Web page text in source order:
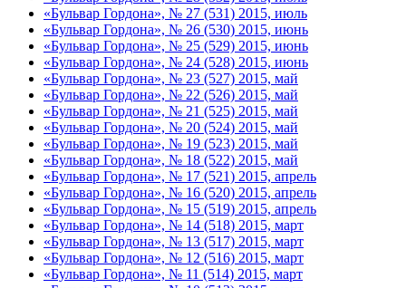
«Бульвар Гордона», № 27 (531) 2015, июль
«Бульвар Гордона», № 26 (530) 2015, июнь
«Бульвар Гордона», № 25 (529) 2015, июнь
«Бульвар Гордона», № 24 (528) 2015, июнь
«Бульвар Гордона», № 23 (527) 2015, май
«Бульвар Гордона», № 22 (526) 2015, май
«Бульвар Гордона», № 21 (525) 2015, май
«Бульвар Гордона», № 20 (524) 2015, май
«Бульвар Гордона», № 19 (523) 2015, май
«Бульвар Гордона», № 18 (522) 2015, май
«Бульвар Гордона», № 17 (521) 2015, апрель
«Бульвар Гордона», № 16 (520) 2015, апрель
«Бульвар Гордона», № 15 (519) 2015, апрель
«Бульвар Гордона», № 14 (518) 2015, март
«Бульвар Гордона», № 13 (517) 2015, март
«Бульвар Гордона», № 12 (516) 2015, март
«Бульвар Гордона», № 11 (514) 2015, март